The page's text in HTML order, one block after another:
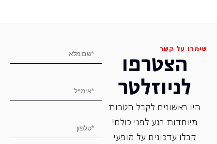
שימרו על קשר
הצטרפו
לניוזלטר
היו ראשונים לקבל הטבות
מיוחדות רגע לפני כולם!
קבלו עדכונים על מופעי